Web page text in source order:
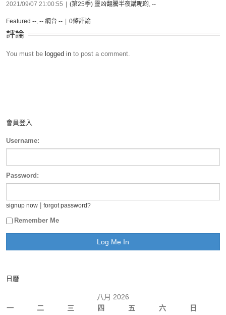
2021/09/07 21:00:55 (第25季) 靈凶翻騰半夜講呢啲, --
Featured --, -- 網台 -- 0條評論
評論
You must be logged in to post a comment.
會員登入
Username:
Password:
signup now forgot password?
Remember Me
日曆
八月 2026
一
二 三 四 五 六 日